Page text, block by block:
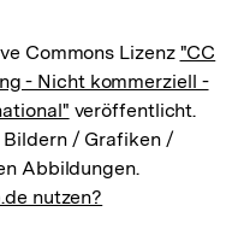
Commons Lizenz "CC
- Nicht kommerziell -
veröffentlicht.
/ Grafiken /
Abbildungen.
nutzen?